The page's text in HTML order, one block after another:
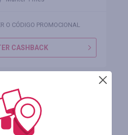
O CÓDIGO PROMOCIONAL
CASHBACK